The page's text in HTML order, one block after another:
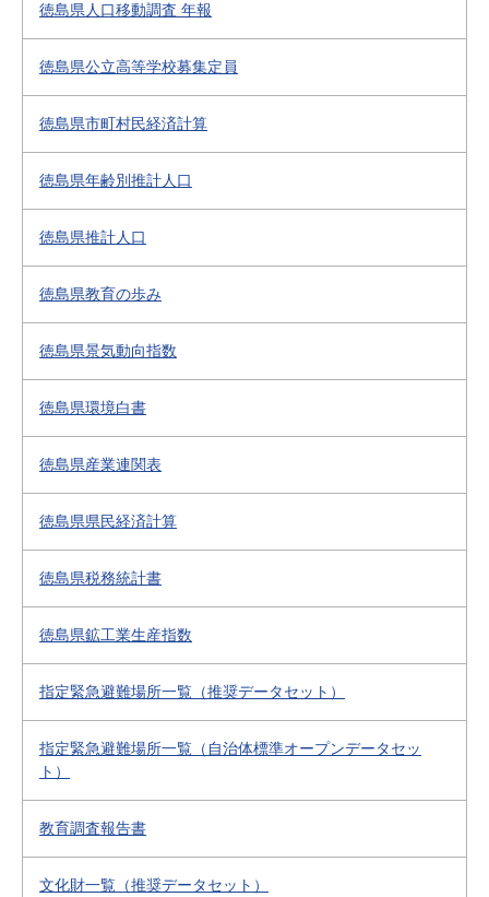
徳島県人口移動調査 年報
徳島県公立高等学校募集定員
徳島県市町村民経済計算
徳島県年齢別推計人口
徳島県推計人口
徳島県教育の歩み
徳島県景気動向指数
徳島県環境白書
徳島県産業連関表
徳島県県民経済計算
徳島県税務統計書
徳島県鉱工業生産指数
指定緊急避難場所一覧（推奨データセット）
指定緊急避難場所一覧（自治体標準オープンデータセッ
ト）
教育調査報告書
文化財一覧（推奨データセット）